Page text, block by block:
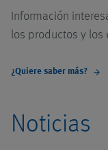
Quiénes
Sistemas
Descripción
Información
los productos y los
¿Quiere saber más? arrow_forward
Noticias